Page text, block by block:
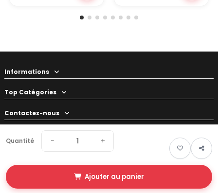
Quantité − +
Ajouter au panier
Informations
Top Catégories
Contactez-nous
Votre préparateur
© 2026 Swapland - Tous droits réservés • Made by